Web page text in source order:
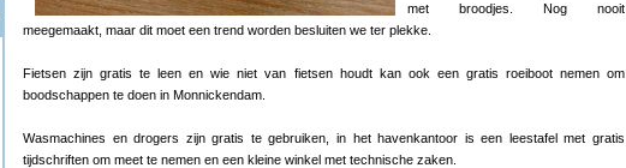
met broodjes. Nog nooit
meegemaakt, maar dit moet een trend worden besluiten we ter plekke.
Fietsen zijn gratis te leen en wie niet van fietsen houdt kan ook een gratis roeiboot nemen om
boodschappen te doen in Monnickendam.
Wasmachines en drogers zijn gratis te gebruiken, in het havenkantoor is een leestafel met gratis
tijdschriften om meet te nemen en een kleine winkel met technische zaken.